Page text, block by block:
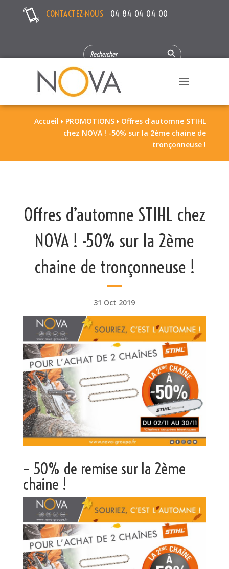
CONTACTEZ-NOUS 04 84 04 04 00
SEARCH
FOR:
Search Button
Accueil  PROMOTIONS  Offres d’automne STIHL
chez NOVA ! -50% sur la 2ème chaine de
tronçonneuse !
Offres d’automne STIHL chez
NOVA ! -50% sur la 2ème
chaine de tronçonneuse !
31 Oct 2019
– 50% de remise sur la 2ème
chaine !